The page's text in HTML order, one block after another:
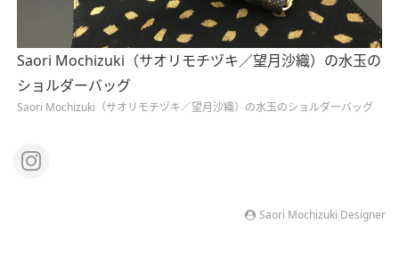
Saori Mochizuki（サオリモチヅキ／望月沙織）の水玉の
ショルダーバッグ
Saori Mochizuki（サオリモチヅキ／望月沙織）の水玉のショルダーバッグ
Saori Mochizuki Designer